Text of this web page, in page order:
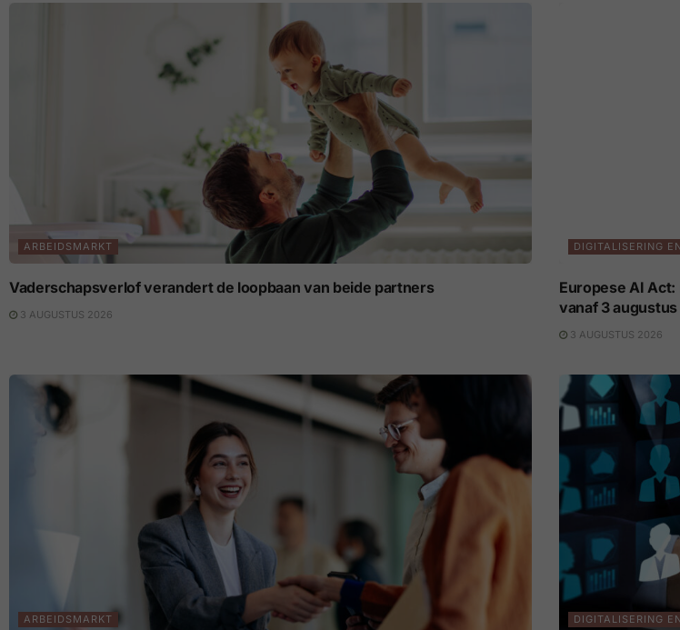
ARBEIDSMARKT
Vaderschapsverlof verandert de loopbaan van beide partners
3 AUGUSTUS 2026
DIGITALISERING
Europese AI
vanaf 3
3 AUGUSTUS 2026
ARBEIDSMARKT DIGITALISERING